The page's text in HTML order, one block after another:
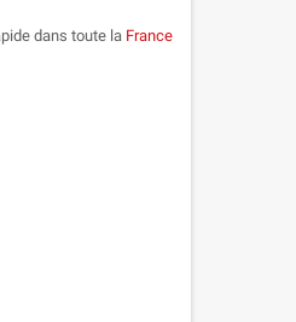
dans toute la France